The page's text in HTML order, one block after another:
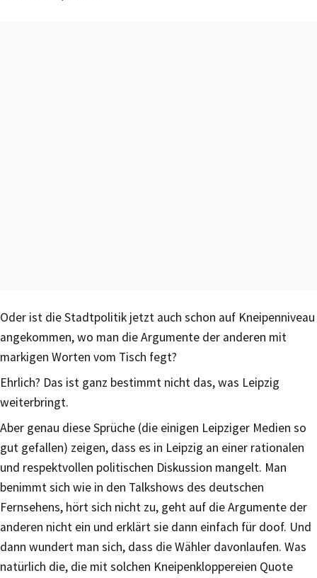
Oder ist die Stadtpolitik jetzt auch schon auf Kneipenniveau
angekommen, wo man die Argumente der anderen mit
markigen Worten vom Tisch fegt?
Ehrlich? Das ist ganz bestimmt nicht das, was Leipzig
weiterbringt.
Aber genau diese Sprüche (die einigen Leipziger Medien so
gut gefallen) zeigen, dass es in Leipzig an einer rationalen
und respektvollen politischen Diskussion mangelt. Man
benimmt sich wie in den Talkshows des deutschen
Fernsehens, hört sich nicht zu, geht auf die Argumente der
anderen nicht ein und erklärt sie dann einfach für doof. Und
dann wundert man sich, dass die Wähler davonlaufen. Was
natürlich die, die mit solchen Kneipenkloppereien Quote